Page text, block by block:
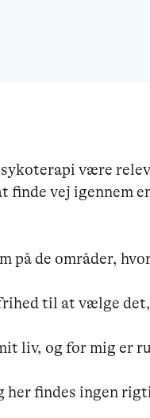
være
finde vej igennem
på de områder,
til at vælge
liv, og for mig er
her findes ingen